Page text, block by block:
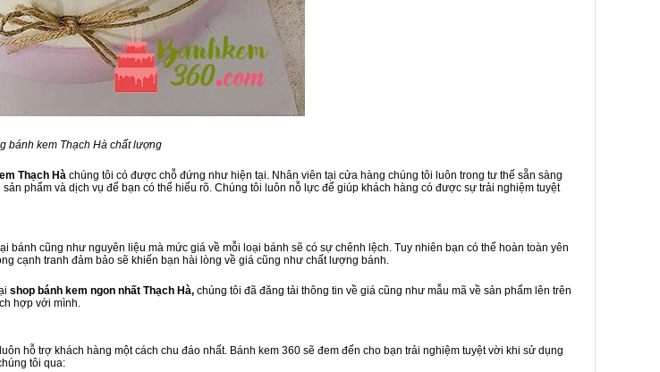
bánh kem Thạch Hà chất lượng
Thạch Hà chúng tôi có được chỗ đứng như hiện tại. Nhân viên tại cửa hàng chúng tôi luôn trong tư thế sẵn sàng
phẩm và dịch vụ để bạn có thể hiểu rõ. Chúng tôi luôn nỗ lực để giúp khách hàng có được sự trải nghiệm tuyệt
bánh cũng như nguyên liệu mà mức giá về mỗi loại bánh sẽ có sự chênh lệch. Tuy nhiên bạn có thể hoàn toàn yên
cạnh tranh đảm bảo sẽ khiến bạn hài lòng về giá cũng như chất lượng bánh.
shop bánh kem ngon nhất Thạch Hà, chúng tôi đã đăng tải thông tin về giá cũng như mẫu mã về sản phẩm lên trên
hợp với mình.
hỗ trợ khách hàng một cách chu đáo nhất. Bánh kem 360 sẽ đem đến cho bạn trải nghiệm tuyệt vời khi sử dụng
tôi qua: